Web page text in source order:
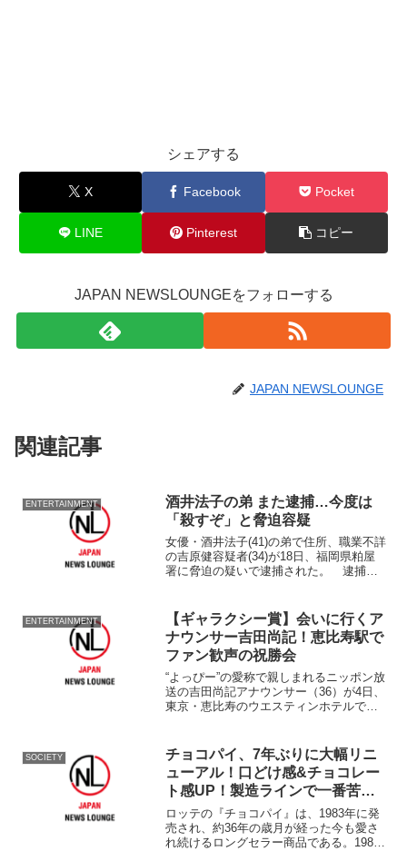
シェアする
X Facebook Pocket
LINE Pinterest コピー
JAPAN NEWSLOUNGEをフォローする
JAPAN NEWSLOUNGE
関連記事
ENTERTAINMENT
酒井法子の弟 また逮捕…今度は
「殺すぞ」と脅迫容疑
女優・酒井法子(41)の弟で住所、職業不詳
の吉原健容疑者(34)が18日、福岡県粕屋
署に脅迫の疑いで逮捕された。 逮捕容
うなものを突き出し、「殺すぞ」などと
脅...
ENTERTAINMENT
【ギャラクシー賞】会いに行くア
ナウンサー吉田尚記！恵比寿駅で
ファン歓声の祝勝会
“よっぴー”の愛称で親しまれるニッポン放
送の吉田尚記アナウンサー（36）が4日、
東京・恵比寿のウエスティンホテルで開
た。 吉田アナは1999年同社に入社し、
音楽、ア...
SOCIETY
チョコパイ、7年ぶりに大幅リニ
ューアル！口どけ感&チョコレー
ト感UP！製造ラインで一番苦労
したポイントは？
ロッテの『チョコパイ』は、1983年に発
売され、約36年の歳月が経った今も愛さ
れ続けるロングセラー商品である。1983